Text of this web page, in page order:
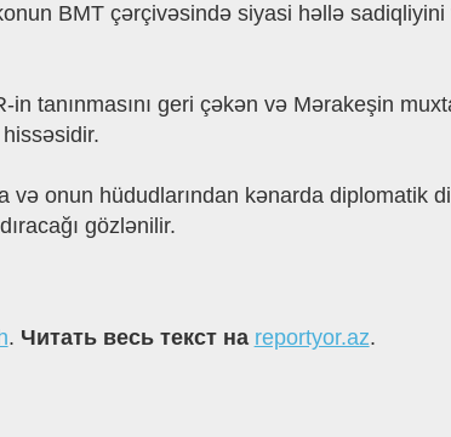
BMT çǝrçivǝsindǝ siyasi hǝllǝ
in tanınmasını geri çǝkǝn vǝ Mǝrakeşin
vǝ onun hüdudlarından kǝnarda diplomatik
gözlǝnilir.
. Читать весь текст на reportyor.az.